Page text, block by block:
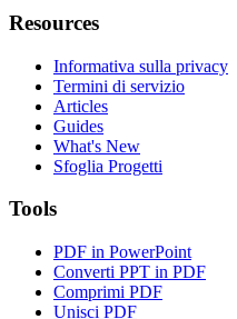
Resources
Informativa sulla privacy
Termini di servizio
Articles
Guides
What's New
Sfoglia Progetti
Tools
PDF in PowerPoint
Converti PPT in PDF
Comprimi PDF
Unisci PDF